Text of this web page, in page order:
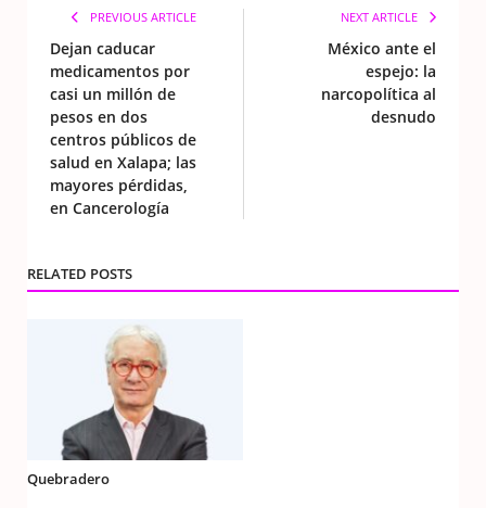
PREVIOUS ARTICLE
Dejan caducar
medicamentos por
casi un millón de
pesos en dos
centros públicos de
salud en Xalapa; las
mayores pérdidas,
en Cancerología
NEXT ARTICLE
México ante el
espejo: la
narcopolítica al
desnudo
RELATED POSTS
Quebradero